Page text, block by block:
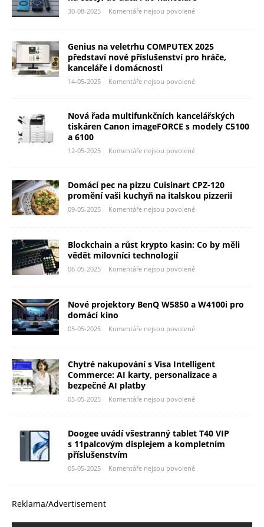
30-08-2025 Komentáře nejsou povolené
Genius na veletrhu COMPUTEX 2025
představí nové příslušenství pro hráče,
kanceláře i domácnosti
14-05-2025 Komentáře nejsou povolené
Nová řada multifunkčních kancelářských
tiskáren Canon imageFORCE s modely C5100
a 6100
12-05-2025 Komentáře nejsou povolené
Domácí pec na pizzu Cuisinart CPZ-120
promění vaši kuchyň na italskou pizzerii
09-05-2025 Komentáře nejsou povolené
Blockchain a růst krypto kasin: Co by měli
vědět milovníci technologií
06-05-2025 Komentáře nejsou povolené
Nové projektory BenQ W5850 a W4100i pro
domácí kino
05-05-2025 Komentáře nejsou povolené
Chytré nakupování s Visa Intelligent
Commerce: AI karty, personalizace a
bezpečné AI platby
05-05-2025 Komentáře nejsou povolené
Doogee uvádí všestranný tablet T40 VIP
s 11palcovým displejem a kompletním
příslušenstvím
05-05-2025 Komentáře nejsou povolené
Reklama/Advertisement